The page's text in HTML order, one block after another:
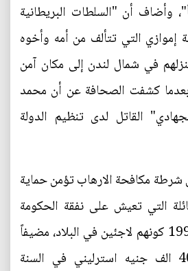
وأضاف أن "السلطات البريطانية
إموازي التي تتألف من أمه وأخوه
في شمال لندن إلى مكان آمن
كشفت الصحافة عن أن محمد
القاتل لدى تنظيم الدولة
مكافحة الارهاب تؤمن حماية
التي تعيش على نفقة الحكومة
البريطانية منذ عام 1993 كونهم لاجئين في البلاد، مضيفاً
أن "العائلة تتلقى 40 الف جنيه استرليني في السنة